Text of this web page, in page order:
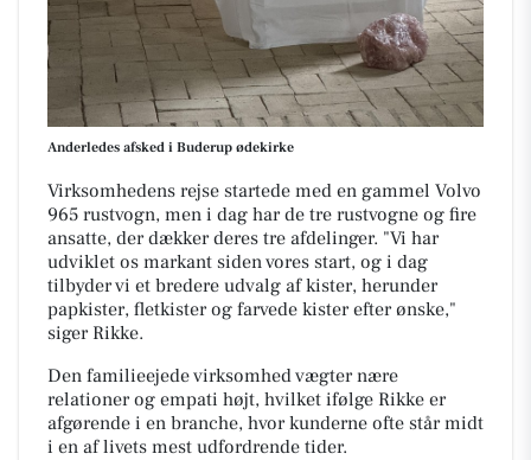
Anderledes afsked i Buderup ødekirke
Virksomhedens rejse startede med en gammel Volvo
965 rustvogn, men i dag har de tre rustvogne og fire
ansatte, der dækker deres tre afdelinger. "Vi har
udviklet os markant siden vores start, og i dag
tilbyder vi et bredere udvalg af kister, herunder
papkister, fletkister og farvede kister efter ønske,"
siger Rikke.
Den familieejede virksomhed vægter nære
relationer og empati højt, hvilket ifølge Rikke er
afgørende i en branche, hvor kunderne ofte står midt
i en af livets mest udfordrende tider.